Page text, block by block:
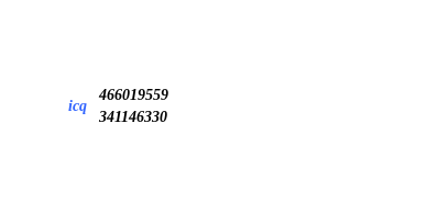
icq
466019559
341146330